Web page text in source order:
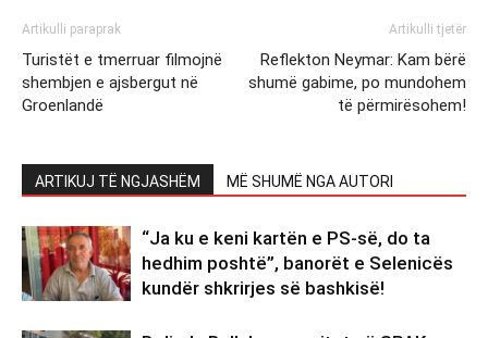
Artikulli paraprak
Turistët e tmerruar filmojnë
shembjen e ajsbergut në
Groenlandë
Artikulli tjetër
Reflekton Neymar: Kam bërë
shumë gabime, po mundohem
të përmirësohem!
ARTIKUJ TË NGJASHËM MË SHUMË NGA AUTORI
“Ja ku e keni kartën e PS-së, do ta
hedhim poshtë”, banorët e Selenicës
kundër shkrirjes së bashkisë!